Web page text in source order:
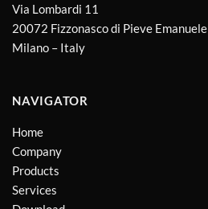
Via Lombardi 11
20072 Fizzonasco di Pieve Emanuele
Milano – Italy
NAVIGATOR
Home
Company
Products
Services